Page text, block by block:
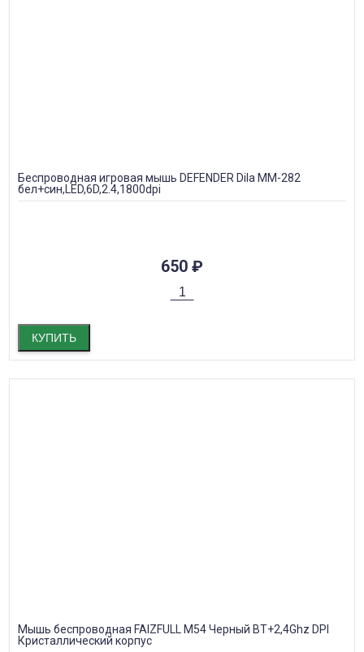
Беспроводная игровая мышь DEFENDER Dila MM-282
бел+син,LED,6D,2.4,1800dpi
650 ₽
КУПИТЬ
Мышь беспроводная FAIZFULL M54 Черный BT+2,4Ghz DPI
Кристаллический корпус